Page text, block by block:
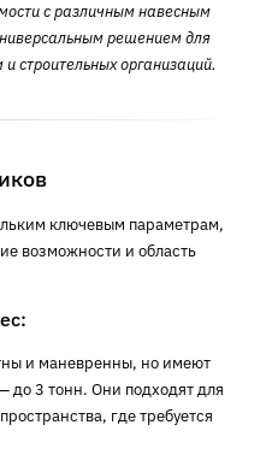
с различным навесным
решением для
строительных организаций.
ключевым параметрам,
возможности и область
и маневренны, но имеют
до 3 тонн. Они подходят для
где требуется